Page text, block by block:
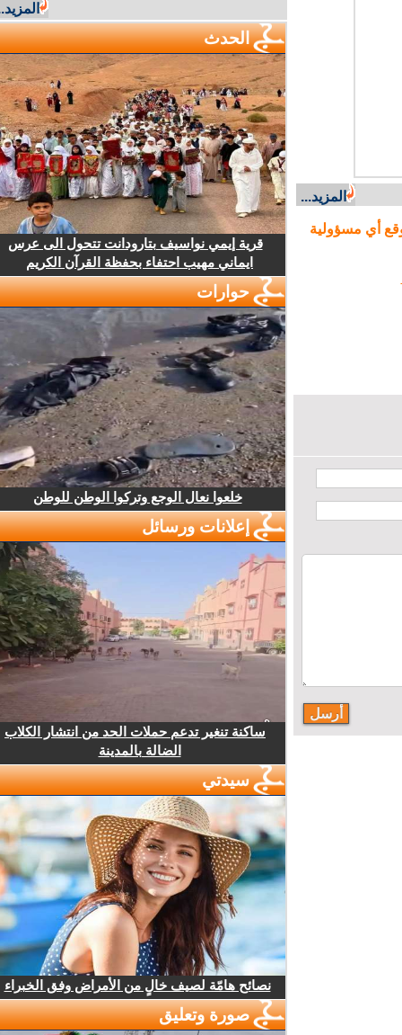
المزيد...
أي مسؤولية
المزيد...
الحدث
قرية إيمي نواسيف بتارودانت تتحول الى عرس
ايماني مهيب احتفاء بحفظة القرآن الكريم
حوارات
خلعوا نعال الوجع وتركوا الوطن للوطن
إعلانات ورسائل
ساكنة تنغير تدعم حملات الحد من انتشار الكلاب
الضالة بالمدينة
سيدتي
نصائح هامّة لصيف خالٍ من الأمراض وفق الخبراء
صورة وتعليق